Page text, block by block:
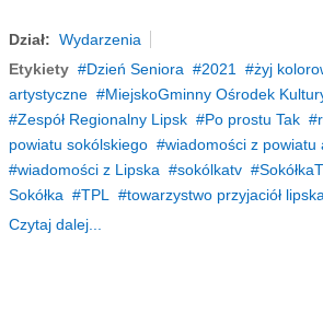
Dział: Wydarzenia
Etykiety
Dzień Seniora 2021 żyj
artystyczne
MiejskoGminny Ośrodek
Zespół Regionalny Lipsk
Po prostu Tak
powiatu sokólskiego
wiadomości z powiatu
wiadomości z Lipska
sokólkatv
Sokółka
TPL
towarzystwo przyjaciół lipska
Czytaj dalej...